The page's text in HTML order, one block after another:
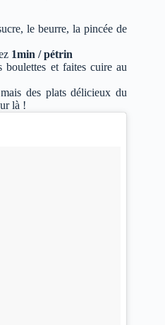
le beurre, la pincée de
1min / pétrin
et faites cuire au
des plats délicieux du
là !